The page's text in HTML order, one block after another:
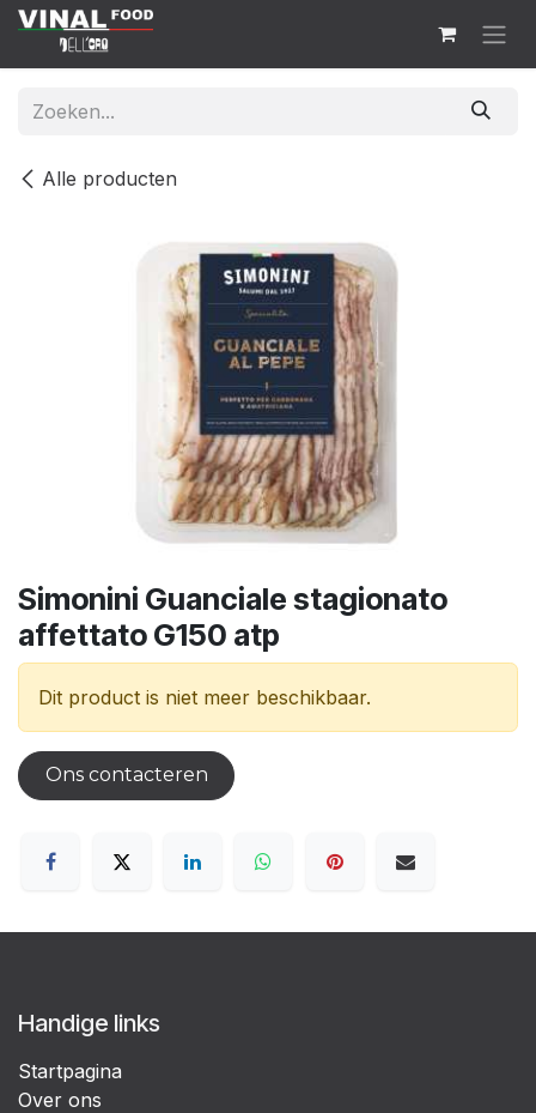
Overslaan naar inhoud
Alle producten
Simonini Guanciale stagionato
affettato G150 atp
Dit product is niet meer beschikbaar.
Ons contacteren
Handige links
Startpagina
Over ons